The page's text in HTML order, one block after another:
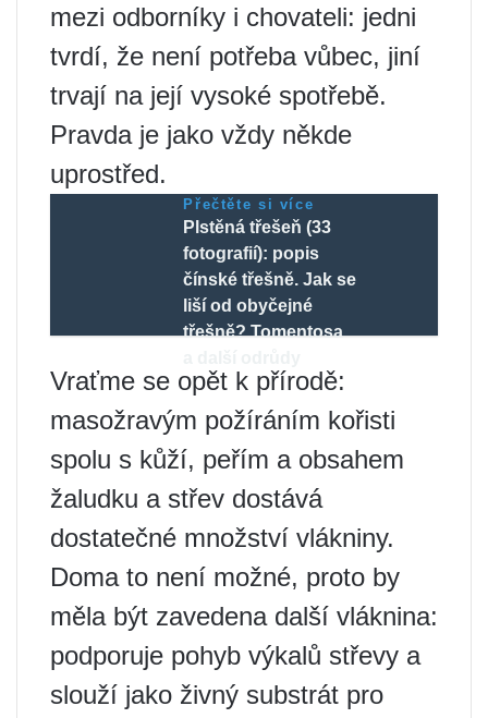
mezi odborníky i chovateli: jedni
tvrdí, že není potřeba vůbec, jiní
trvají na její vysoké spotřebě.
Pravda je jako vždy někde
uprostřed.
Přečtěte si více
Plstěná třešeň (33
fotografií): popis
čínské třešně. Jak se
liší od obyčejné
třešně? Tomentosa
Vraťme se opět k přírodě:
masožravým požíráním kořisti
spolu s kůží, peřím a obsahem
žaludku a střev dostává
dostatečné množství vlákniny.
Doma to není možné, proto by
měla být zavedena další vláknina:
podporuje pohyb výkalů střevy a
slouží jako živný substrát pro